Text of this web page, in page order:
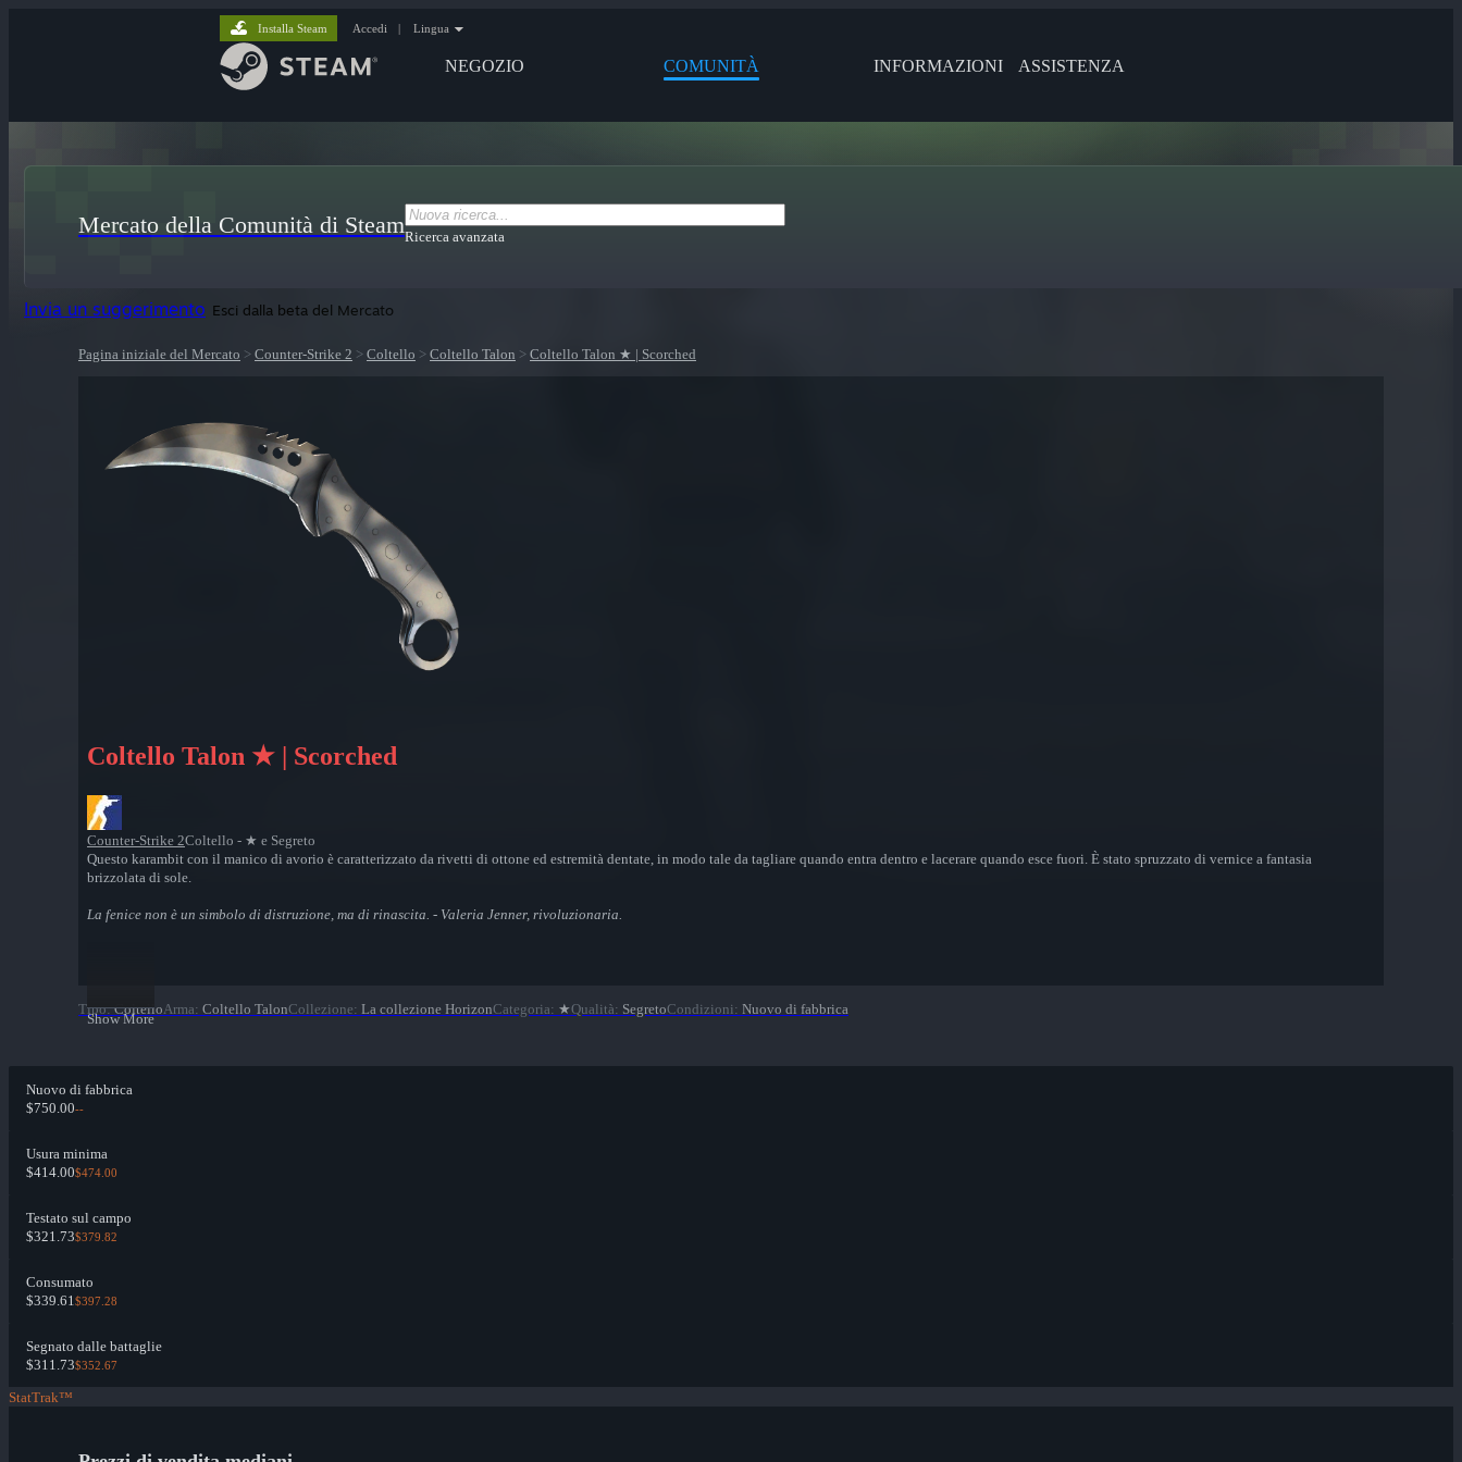
NEGOZIO COMUNITÀ INFORMAZIONI ASSISTENZA
Installa Steam Accedi | Lingua
Mercato della Comunità di SteamRicerca avanzata
Invia un suggerimento Esci dalla beta del Mercato
Pagina iniziale del Mercato > Counter-Strike 2 > Coltello > Coltello Talon > Coltello Talon ★ | Scorched
Coltello Talon ★ | Scorched
Counter-Strike 2Coltello - ★ e Segreto
Questo karambit con il manico di avorio è caratterizzato da rivetti di ottone ed estremità dentate, in modo tale da tagliare quando entra dentro e lacerare quando esce fuori. È stato spruzzato di vernice a fantasia
brizzolata di sole.
La fenice non è un simbolo di distruzione, ma di rinascita. - Valeria Jenner, rivoluzionaria.
Show More
Tipo: ColtelloArma: Coltello TalonCollezione: La collezione HorizonCategoria: ★Qualità: SegretoCondizioni: Nuovo di fabbrica
Nuovo di fabbrica
$750.00--
Usura minima
$414.00$474.00
Testato sul campo
$321.73$379.82
Consumato
$339.61$397.28
Segnato dalle battaglie
$311.73$352.67
StatTrak™